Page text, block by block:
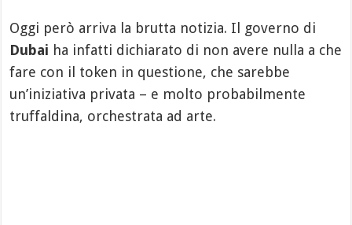
Oggi però arriva la brutta notizia. Il governo di
Dubai ha infatti dichiarato di non avere nulla a che
fare con il token in questione, che sarebbe
un’iniziativa privata – e molto probabilmente
truffaldina, orchestrata ad arte.